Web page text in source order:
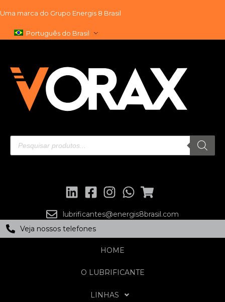
para
Uma marca do Grupo Energis 8 Brasil
Português do Brasil
lubrificantes@energis8brasil.com
Veja nossos telefones
HOME
O LUBRIFICANTE
LINHAS